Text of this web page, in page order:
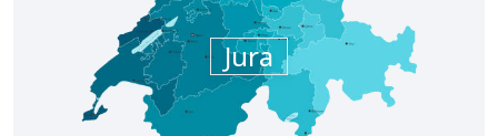
Jura